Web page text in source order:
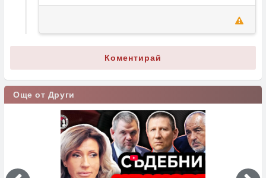
Коментирай
Още от Други